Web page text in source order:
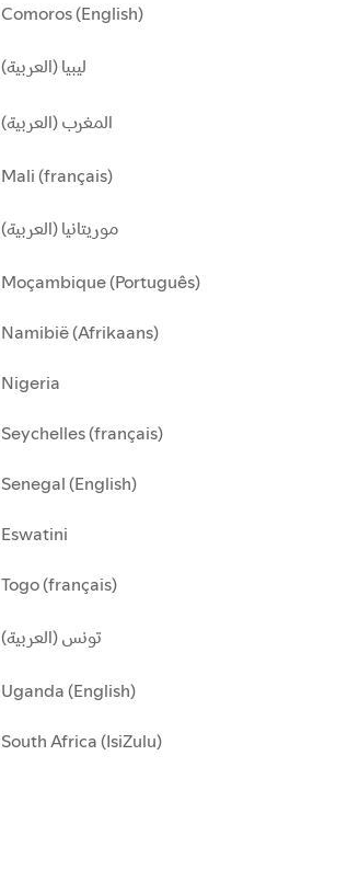
Comoros (English)
ليبيا (العربية)
المغرب (العربية)
Mali (français)
موريتانيا (العربية)
Moçambique (Português)
Namibië (Afrikaans)
Nigeria
Seychelles (français)
Senegal (English)
Eswatini
Togo (français)
تونس (العربية)
Uganda (English)
South Africa (IsiZulu)